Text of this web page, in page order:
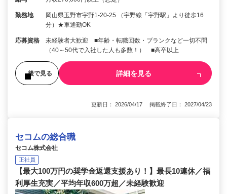
勤務地
岡山県玉野市宇野1-20-25 （宇野線「宇野駅」より徒歩16
分）★車通勤OK
応募資格
未経験者大歓迎 ■年齢・転職回数・ブランクなど一切不問
（40～50代で入社した人も多数！） ■高卒以上
後で見る 詳細を見る
更新日： 2026/04/17 掲載終了日： 2027/04/23
セコムの総合職
セコム株式会社
正社員
【最大100万円の奨学金返還支援あり！】最長10連休／福
利厚生充実／平均年収600万超／未経験歓迎